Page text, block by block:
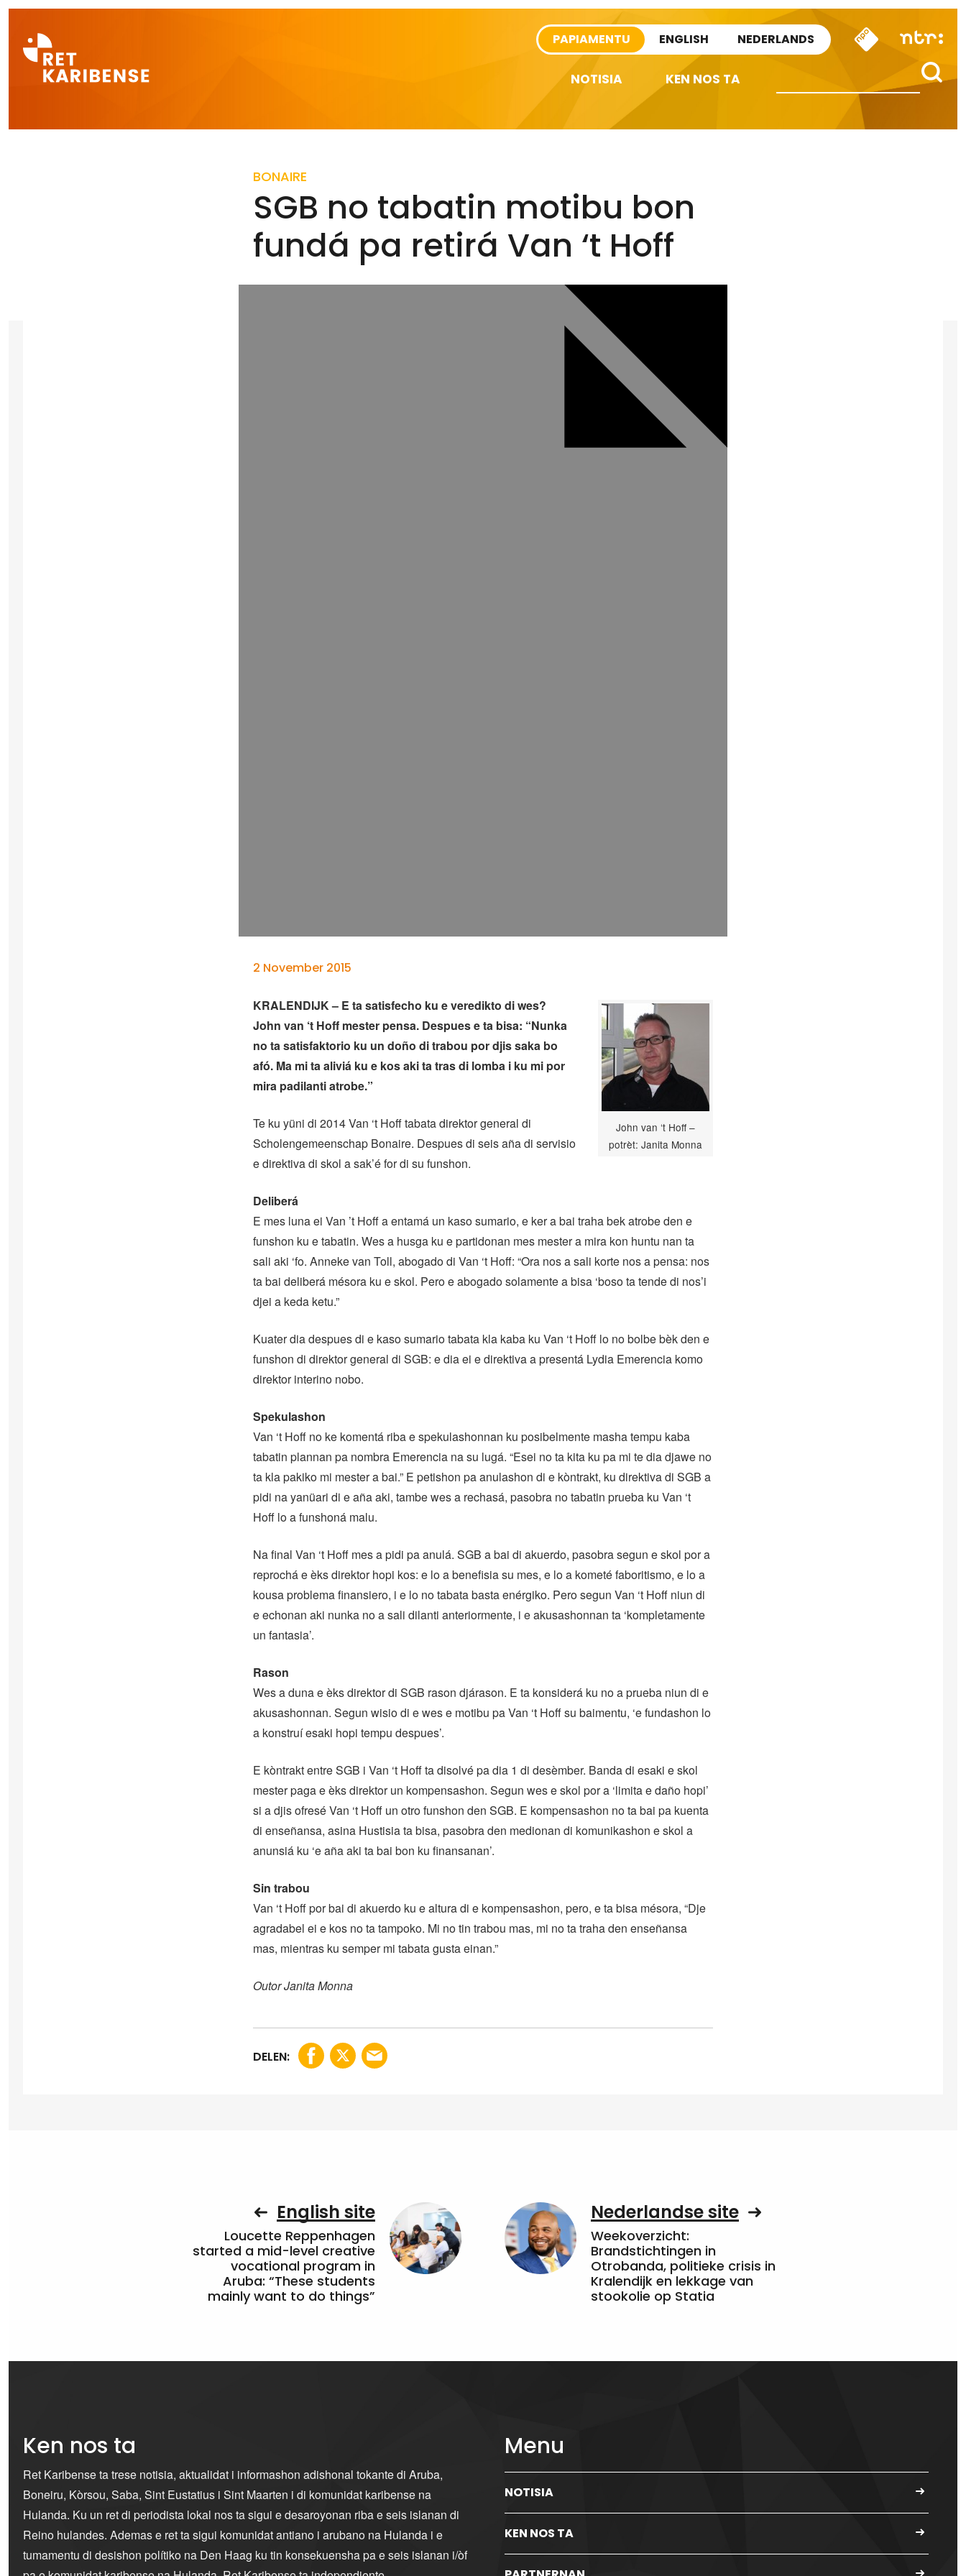
PAPIAMENTU ENGLISH NEDERLANDS
NOTISIA KEN NOS TA
BONAIRE
SGB no tabatin motibu bon
fundá pa retirá Van ‘t Hoff
2 November 2015
John van ‘t Hoff –
potrèt: Janita Monna
KRALENDIJK – E ta satisfecho ku e veredikto di wes?
John van ‘t Hoff mester pensa. Despues e ta bisa: “Nunka
no ta satisfaktorio ku un doño di trabou por djis saka bo
afó. Ma mi ta aliviá ku e kos aki ta tras di lomba i ku mi por
mira padilanti atrobe.”
Te ku yüni di 2014 Van ‘t Hoff tabata direktor general di
Scholengemeenschap Bonaire. Despues di seis aña di servisio
e direktiva di skol a sak’é for di su funshon.
Deliberá
E mes luna ei Van ’t Hoff a entamá un kaso sumario, e ker a bai traha bek atrobe den e
funshon ku e tabatin. Wes a husga ku e partidonan mes mester a mira kon huntu nan ta
sali aki ‘fo. Anneke van Toll, abogado di Van ‘t Hoff: “Ora nos a sali korte nos a pensa: nos
ta bai deliberá mésora ku e skol. Pero e abogado solamente a bisa ‘boso ta tende di nos’i
djei a keda ketu.”
Kuater dia despues di e kaso sumario tabata kla kaba ku Van ‘t Hoff lo no bolbe bèk den e
funshon di direktor general di SGB: e dia ei e direktiva a presentá Lydia Emerencia komo
direktor interino nobo.
Spekulashon
Van ‘t Hoff no ke komentá riba e spekulashonnan ku posibelmente masha tempu kaba
tabatin plannan pa nombra Emerencia na su lugá. “Esei no ta kita ku pa mi te dia djawe no
ta kla pakiko mi mester a bai.” E petishon pa anulashon di e kòntrakt, ku direktiva di SGB a
pidi na yanüari di e aña aki, tambe wes a rechasá, pasobra no tabatin prueba ku Van ‘t
Hoff lo a funshoná malu.
Na final Van ‘t Hoff mes a pidi pa anulá. SGB a bai di akuerdo, pasobra segun e skol por a
reprochá e èks direktor hopi kos: e lo a benefisia su mes, e lo a kometé faboritismo, e lo a
kousa problema finansiero, i e lo no tabata basta enérgiko. Pero segun Van ‘t Hoff niun di
e echonan aki nunka no a sali dilanti anteriormente, i e akusashonnan ta ‘kompletamente
un fantasia’.
Rason
Wes a duna e èks direktor di SGB rason djárason. E ta konsiderá ku no a prueba niun di e
akusashonnan. Segun wisio di e wes e motibu pa Van ‘t Hoff su baimentu, ‘e fundashon lo
a konstruí esaki hopi tempu despues’.
E kòntrakt entre SGB i Van ‘t Hoff ta disolvé pa dia 1 di desèmber. Banda di esaki e skol
mester paga e èks direktor un kompensashon. Segun wes e skol por a ‘limita e daño hopi’
si a djis ofresé Van ‘t Hoff un otro funshon den SGB. E kompensashon no ta bai pa kuenta
di enseñansa, asina Hustisia ta bisa, pasobra den medionan di komunikashon e skol a
anunsiá ku ‘e aña aki ta bai bon ku finansanan’.
Sin trabou
Van ‘t Hoff por bai di akuerdo ku e altura di e kompensashon, pero, e ta bisa mésora, “Dje
agradabel ei e kos no ta tampoko. Mi no tin trabou mas, mi no ta traha den enseñansa
mas, mientras ku semper mi tabata gusta einan.”
Outor Janita Monna
DELEN:
English site
Loucette Reppenhagen
started a mid-level creative
vocational program in
Aruba: “These students
mainly want to do things”
Nederlandse site
Weekoverzicht:
Brandstichtingen in
Otrobanda, politieke crisis in
Kralendijk en lekkage van
stookolie op Statia
Ken nos ta
Ret Karibense ta trese notisia, aktualidat i informashon adishonal tokante di Aruba,
Boneiru, Kòrsou, Saba, Sint Eustatius i Sint Maarten i di komunidat karibense na
Hulanda. Ku un ret di periodista lokal nos ta sigui e desaroyonan riba e seis islanan di
Reino hulandes. Ademas e ret ta sigui komunidat antiano i arubano na Hulanda i e
tumamentu di desishon polítiko na Den Haag ku tin konsekuensha pa e seis islanan i/òf
Menu
NOTISIA
KEN NOS TA